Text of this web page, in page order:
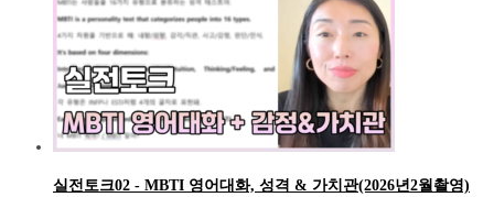
실전토크02 - MBTI 영어대화, 성격 & 가치관(2026년2월촬영)